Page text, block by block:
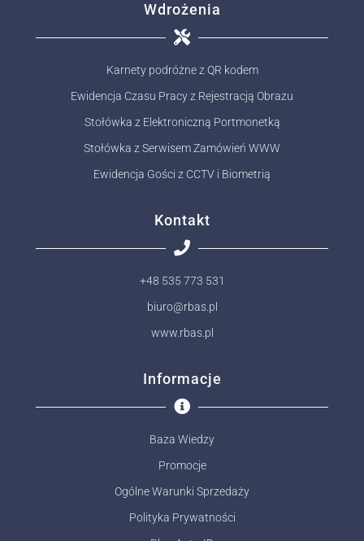
Wdrożenia
Karnety podróżne z QR kodem
Ewidencja Czasu Pracy z Rejestracją Obrazu
Stołówka z Elektroniczną Portmonetką
Stołówka z Serwisem Zamówień WWW
Ewidencja Gości z CCTV i Biometrią
Kontakt
+48 535 773 531
biuro@rbas.pl
www.rbas.pl
Informacje
Baza Wiedzy
Promocje
Ogólne Warunki Sprzedaży
Polityka Prywatności